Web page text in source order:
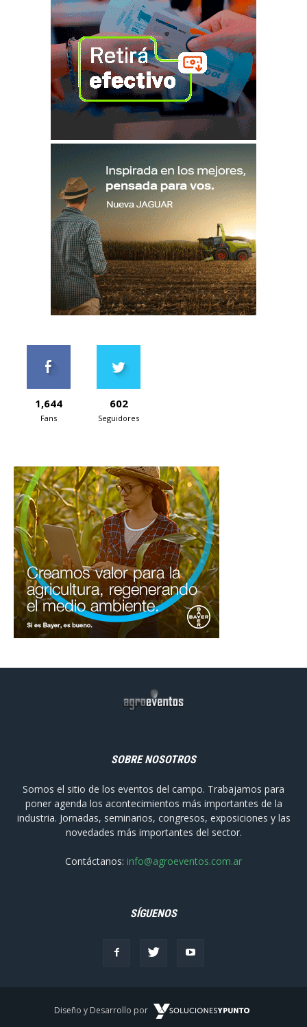
1,644
Fans
602
Seguidores
SOBRE NOSOTROS
Somos el sitio de los eventos del campo. Trabajamos para
poner agenda los acontecimientos más importantes de la
industria. Jornadas, seminarios, congresos, exposiciones y las
novedades más importantes del sector.
Contáctanos: info@agroeventos.com.ar
SÍGUENOS
Diseño y Desarrollo por